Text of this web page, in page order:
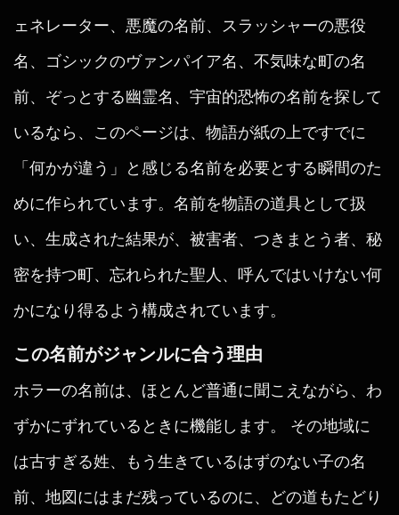
ェネレーター、悪魔の名前、スラッシャーの悪役
名、ゴシックのヴァンパイア名、不気味な町の名
前、ぞっとする幽霊名、宇宙的恐怖の名前を探して
いるなら、このページは、物語が紙の上ですでに
「何かが違う」と感じる名前を必要とする瞬間のた
めに作られています。名前を物語の道具として扱
い、生成された結果が、被害者、つきまとう者、秘
密を持つ町、忘れられた聖人、呼んではいけない何
かになり得るよう構成されています。
この名前がジャンルに合う理由
ホラーの名前は、ほとんど普通に聞こえながら、わ
ずかにずれているときに機能します。 その地域に
は古すぎる姓、もう生きているはずのない子の名
前、地図にはまだ残っているのに、どの道もたどり